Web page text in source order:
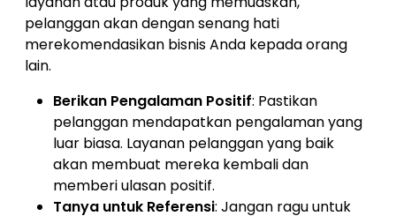
pelanggan akan dengan senang hati
merekomendasikan bisnis Anda kepada orang
lain.
Berikan Pengalaman Positif: Pastikan
pelanggan mendapatkan pengalaman yang
luar biasa. Layanan pelanggan yang baik
akan membuat mereka kembali dan
memberi ulasan positif.
Tanya untuk Referensi: Jangan ragu untuk